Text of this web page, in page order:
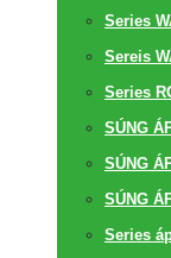
Series
Sereis
Series
SÚNG
SÚNG
SÚNG
Series